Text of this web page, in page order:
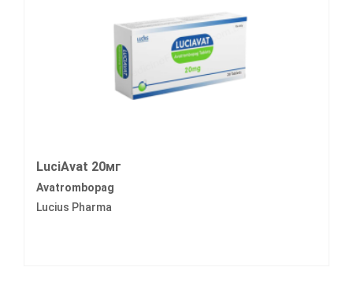
LuciAvat 20мг
Avatrombopag
Lucius Pharma